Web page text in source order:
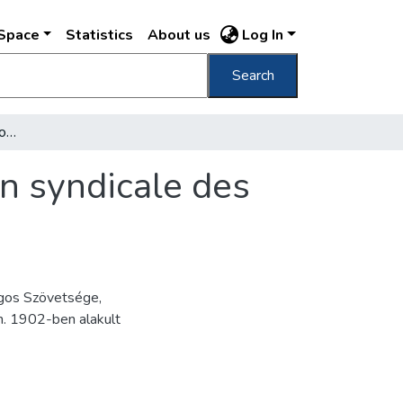
Statistics About us Log In
Search
Verbandsheim der Transportarbeiter Maison syndicale des Travailleurs de Transport
syndicale des
Szövetsége,
1902-ben alakult